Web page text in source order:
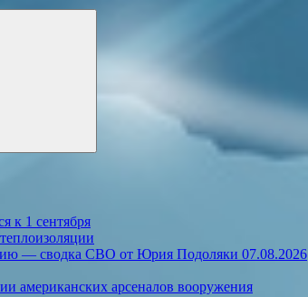
к 1 сентября
— сводка СВО от Юрия Подоляки 07.08.2026
американских арсеналов вооружения